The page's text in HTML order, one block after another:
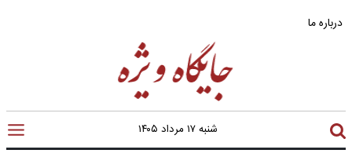
درباره ما
شنبه ۱۷ مرداد ۱۴۰۵